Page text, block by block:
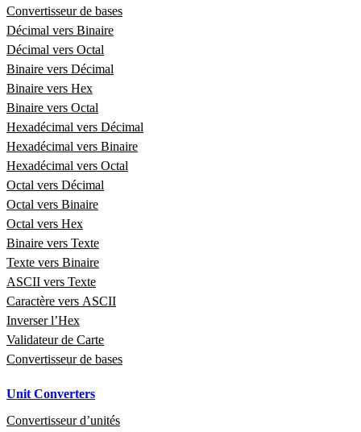
Convertisseur de bases
Décimal vers Binaire
Décimal vers Octal
Binaire vers Décimal
Binaire vers Hex
Binaire vers Octal
Hexadécimal vers Décimal
Hexadécimal vers Binaire
Hexadécimal vers Octal
Octal vers Décimal
Octal vers Binaire
Octal vers Hex
Binaire vers Texte
Texte vers Binaire
ASCII vers Texte
Caractère vers ASCII
Inverser l’Hex
Validateur de Carte
Convertisseur de bases
Unit Converters
Convertisseur d’unités